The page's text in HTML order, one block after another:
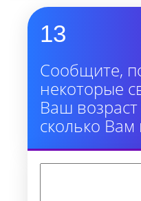
13
Сообщите,
некоторые
Ваш возраст
сколько